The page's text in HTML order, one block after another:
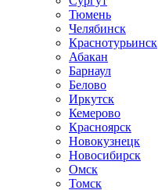
Тюмень
Челябинск
Краснотурьинск
Абакан
Барнаул
Белово
Иркутск
Кемерово
Красноярск
Новокузнецк
Новосибирск
Омск
Томск